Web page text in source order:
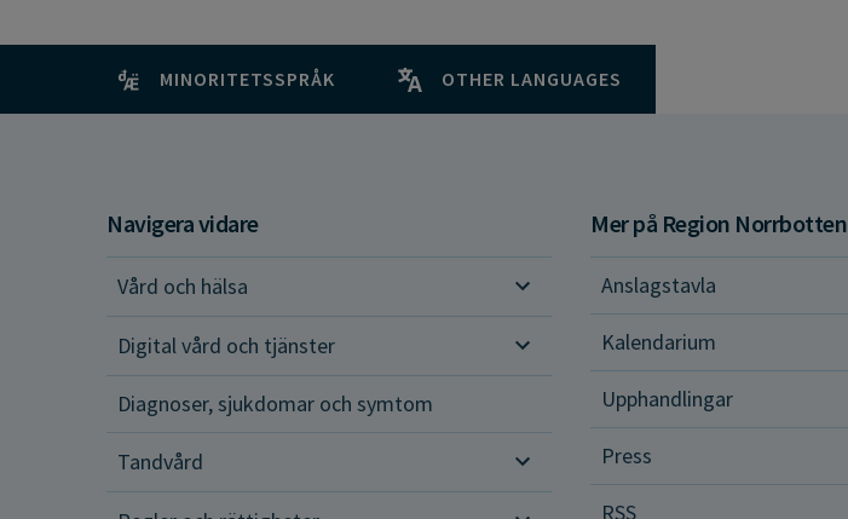
MINORITETSSPRÅK OTHER LANGUAGES
Navigera vidare
Vård och hälsa
Vård och hälsa
Digital vård och tjänster
Diagnoser, sjukdomar och symtom
Tandvård
Mer på Region Norrbotten
Anslagstavla
Kalendarium
Upphandlingar
Press
RSS